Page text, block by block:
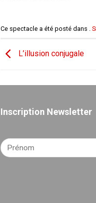
Ce spectacle a été posté dans .
L’illusion conjugale
Inscription Newsletter